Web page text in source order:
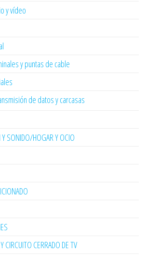
y vídeo
y puntas de cable
de datos y carcasas
SONIDO/HOGAR Y OCIO
CIRCUITO CERRADO DE TV